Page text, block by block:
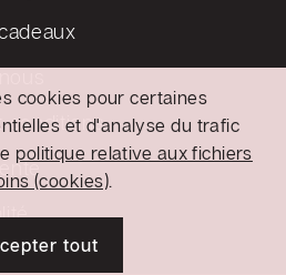
cookies pour certaines
et d'analyse du trafic
politique relative aux fichiers
(cookies).
tout
conditions